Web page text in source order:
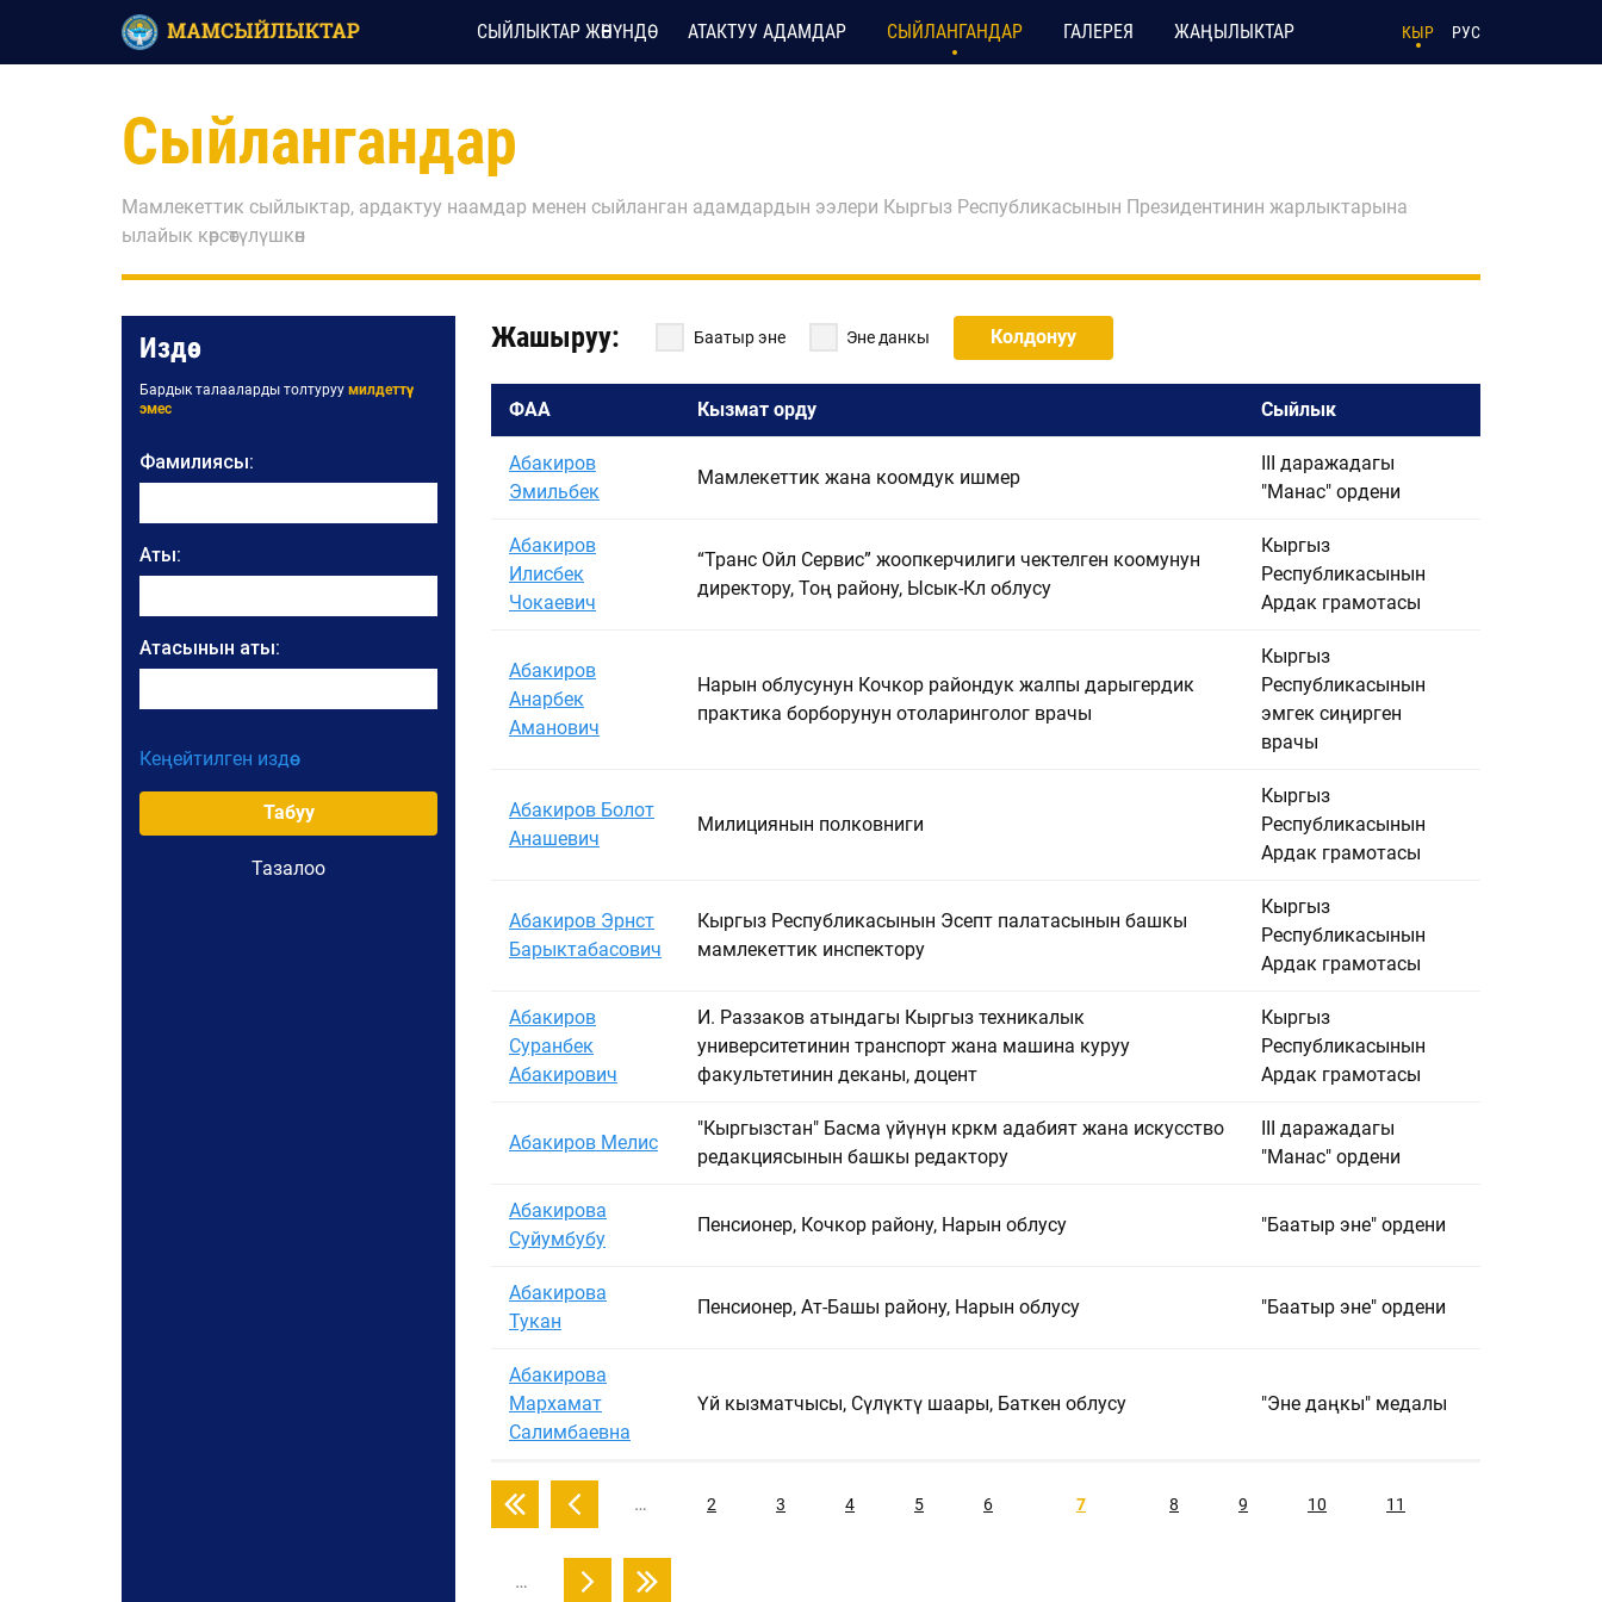
СЫЙЛЫКТАР ЖӨНҮНДӨ АТАКТУУ АДАМДАР СЫЙЛАНГАНДАР ГАЛЕРЕЯ ЖАҢЫЛЫКТАР КЫР РУС
Сыйлангандар
Мамлекеттик сыйлыктар, ардактуу наамдар менен сыйланган адамдардын ээлери Кыргыз Республикасынын Президентинин жарлыктарына
ылайык көрсөтүлүшкөн
Издөө
Бардык талааларды толтуруу милдеттүү
эмес
Фамилиясы:
Аты:
Атасынын аты:
Кеңейтилген издөө
Уюмдун аталышы:
Жарлыктын номери
Табуу
Тазалоо
Жашыруу: Баатыр эне Эне данкы Колдонуу
ФАА Кызмат орду Сыйлык
Абакиров
Эмильбек
Мамлекеттик жана коомдук ишмер
III даражадагы
"Манас" ордени
Абакиров
Илисбек
Чокаевич
“Транс Ойл Сервис” жоопкерчилиги чектелген коомунун
директору, Тоң району, Ысык-Көл облусу
Кыргыз
Республикасынын
Ардак грамотасы
Абакиров
Анарбек
Аманович
Нарын облусунун Кочкор райондук жалпы дарыгердик
практика борборунун отоларинголог врачы
Кыргыз
Республикасынын
эмгек сиңирген
врачы
Абакиров Болот
Анашевич
Милициянын полковниги
Кыргыз
Республикасынын
Ардак грамотасы
Абакиров Эрнст
Барыктабасович
Кыргыз Республикасынын Эсептөө палатасынын башкы
мамлекеттик инспектору
Кыргыз
Республикасынын
Ардак грамотасы
Абакиров
Суранбек
Абакирович
И. Раззаков атындагы Кыргыз техникалык
университетинин транспорт жана машина куруу
факультетинин деканы, доцент
Кыргыз
Республикасынын
Ардак грамотасы
Абакиров Мелис
"Кыргызстан" Басма үйүнүн көркөм адабият жана искусство
редакциясынын башкы редактору
III даражадагы
"Манас" ордени
Абакирова
Суйумбубу
Пенсионер, Кочкор району, Нарын облусу "Баатыр эне" ордени
Абакирова
Тукан
Пенсионер, Ат-Башы району, Нарын облусу "Баатыр эне" ордени
Абакирова
Мархамат
Салимбаевна
Үй кызматчысы, Сүлүктү шаары, Баткен облусу "Эне даңкы" медалы
… 2 3 4 5 6 7 8 9 10 11
…